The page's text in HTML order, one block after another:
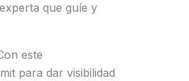
que guíe y
este
para dar visibilidad